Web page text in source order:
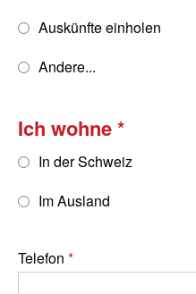
Auskünfte einholen
Andere...
Ich wohne
In der Schweiz
Im Ausland
Telefon